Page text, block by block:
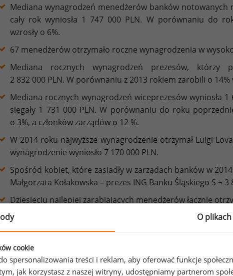
Mediana wynagrodzeń menedżerów banków notowanych
cały rok wyniosła 1 747 000 PLN. W porównaniu do
wzrosły o 6%.
67 menedżerów otrzymało roczne wynagrodzenia w
Mediana rocznych wynagrodzeń prezesów, którzy
2 832 000 PLN. W porównaniu z 2013 rokiem zarobili o 14%
Mediana rocznych wynagrodzeń wiceprezesów wyniosła 1
sięgały 1 731 000 PLN. W porównaniu do roku
o 3%, a członków zarządów o 12 %.
W 2014 roku najwyższe wynagrodzenie otrzymał Luigi
wynagrodzenie wyniosło 7 170 000 PLN.
Spośród kobiet, które zasiadły w zarządach banków w
Małgorzata Kołakowska – prezes ING Banku Śląskiego S ¬ 3
Dziesięciu najlepiej zarabiających menedżerów łącznie
Spośród 14 banków notowanych na GPW najwięcej na
szczebla przeznaczył Bank Zachodni WBK SA – 21 242 950
O
cookie
spersonalizowania treści i reklam, aby oferować funkcje
jak korzystasz z naszej witryny, udostępniamy partnerom